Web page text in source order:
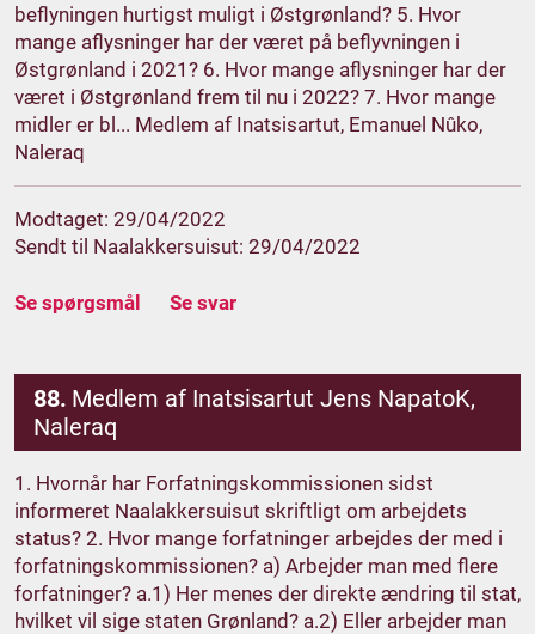
beflyningen hurtigst muligt i Østgrønland? 5. Hvor
mange aflysninger har der været på beflyvningen i
Østgrønland i 2021? 6. Hvor mange aflysninger har der
været i Østgrønland frem til nu i 2022? 7. Hvor mange
midler er bl... Medlem af Inatsisartut, Emanuel Nûko,
Naleraq
Modtaget: 29/04/2022
Sendt til Naalakkersuisut: 29/04/2022
Se spørgsmål Se svar
88. Medlem af Inatsisartut Jens NapatoK,
Naleraq
1. Hvornår har Forfatningskommissionen sidst
informeret Naalakkersuisut skriftligt om arbejdets
status? 2. Hvor mange forfatninger arbejdes der med i
forfatningskommissionen? a) Arbejder man med flere
forfatninger? a.1) Her menes der direkte ændring til stat,
hvilket vil sige staten Grønland? a.2) Eller arbejder man